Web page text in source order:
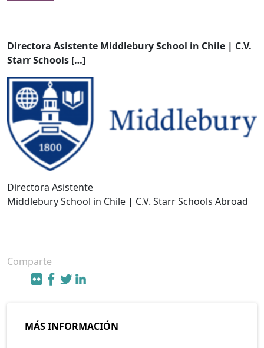
Directora Asistente Middlebury School in Chile | C.V.
Starr Schools […]
Directora Asistente
Middlebury School in Chile | C.V. Starr Schools Abroad
Comparte
MÁS INFORMACIÓN